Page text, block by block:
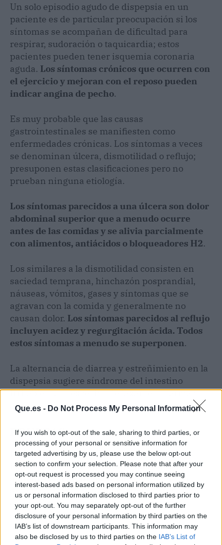
Que.es - Do Not Process My Personal Information
If you wish to opt-out of the sale, sharing to third parties, or
processing of your personal or sensitive information for
targeted advertising by us, please use the below opt-out
section to confirm your selection. Please note that after your
opt-out request is processed you may continue seeing
interest-based ads based on personal information utilized by
us or personal information disclosed to third parties prior to
your opt-out. You may separately opt-out of the further
disclosure of your personal information by third parties on the
IAB’s list of downstream participants. This information may
also be disclosed by us to third parties on the IAB’s List of
Un solo episodio agudo de dispepsia en un
paciente es de particular preocupación si los
síntomas se acompañan de dificultad para
respirar, sudoración o taquicardia; estos
pacientes pueden tener isquemia coronaria
aguda. Los síntomas crónicos que ocurren con
el ejercicio y mejoran con el reposo pueden
indicar angina de pecho.
Es muy probable que las causas
gastrointestinales se manifiesten como
enfermedades crónicas. Los síntomas a veces
se denominan úlcera, dismotilidad o reflujo;
presuponen estas clasificaciones pero no
prueban ninguna etiología.
Los síntomas parecidos a una úlcera son dolor
abdominal superior que a menudo ocurre
antes de las comidas y se alivia parcialmente
con alimentos, antiácidos o bloqueadores H2.
Los similares a la dismotilidad consisten en
saciedad temprana, hinchazón posprandial,
náuseas, vómitos, gases y síntomas que se
agravan con la comida y generalmente no
causan dolor. Los síntomas parecidos al reflujo
incluyen acidez y regurgitación ácida. Todos
estos síntomas a menudo se superponen.
La alternancia de diarrea y estreñimiento en la
dispepsia sugiere síndrome del intestino
irritable o uso excesivo de laxantes o fármacos
antidiarreicos de venta libre.
PRUEBAS
Los pacientes con síntomas sugestivos de
isquemia coronaria aguda, especialmente
aquellos con factores de riesgo, deben ser
enviados a la sala de emergencias para una
evaluación urgente, que incluya un
electrocardiograma y marcadores cardíacos
séricos.